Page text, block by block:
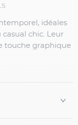
idéales
chic. Leur
touche graphique
est spécialement